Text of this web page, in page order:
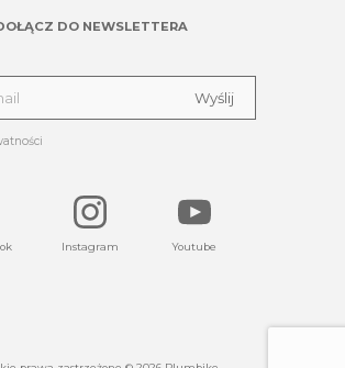
DO NEWSLETTERA
Instagram Youtube